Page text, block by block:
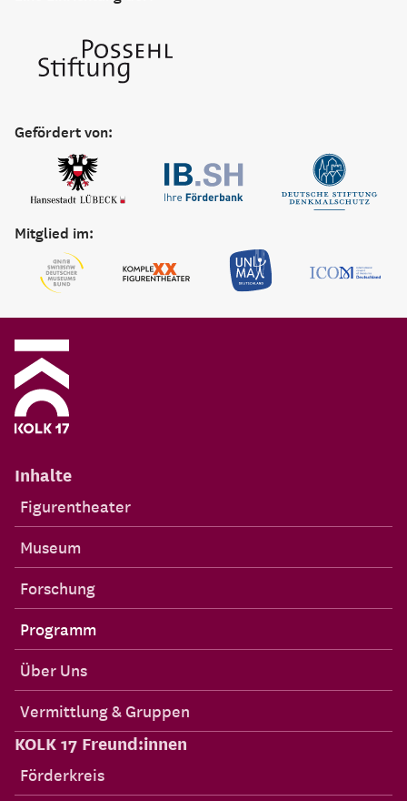
Gefördert von:
Mitglied im:
Inhalte
Figurentheater
Museum
Forschung
Programm
Über Uns
Vermittlung & Gruppen
KOLK 17 Freund:innen
Förderkreis